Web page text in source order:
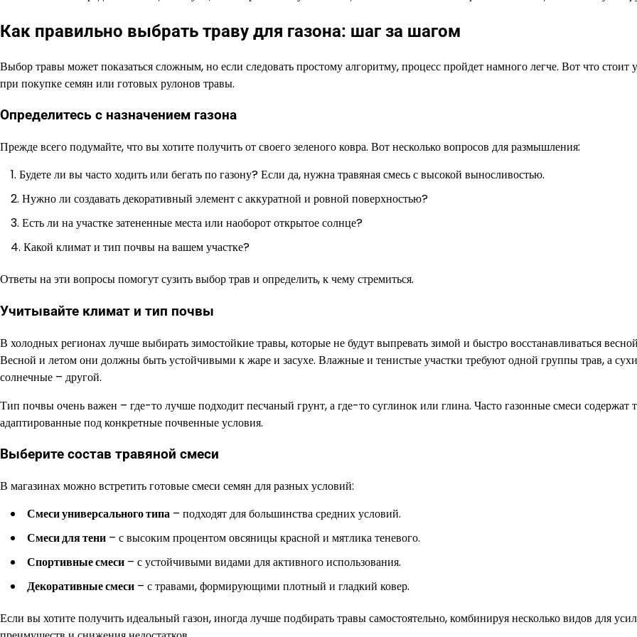
Как правильно выбрать траву для газона: шаг за шагом
Выбор травы может показаться сложным, но если следовать простому алгоритму, процесс пройдет намного легче. Вот что стоит
при покупке семян или готовых рулонов травы.
Определитесь с назначением газона
Прежде всего подумайте, что вы хотите получить от своего зеленого ковра. Вот несколько вопросов для размышления:
Будете ли вы часто ходить или бегать по газону? Если да, нужна травяная смесь с высокой выносливостью.
Нужно ли создавать декоративный элемент с аккуратной и ровной поверхностью?
Есть ли на участке затененные места или наоборот открытое солнце?
Какой климат и тип почвы на вашем участке?
Ответы на эти вопросы помогут сузить выбор трав и определить, к чему стремиться.
Учитывайте климат и тип почвы
В холодных регионах лучше выбирать зимостойкие травы, которые не будут выпревать зимой и быстро восстанавливаться
Весной и летом они должны быть устойчивыми к жаре и засухе. Влажные и тенистые участки требуют одной группы трав, а
солнечные – другой.
Тип почвы очень важен – где-то лучше подходит песчаный грунт, а где-то суглинок или глина. Часто газонные смеси содержат
адаптированные под конкретные почвенные условия.
Выберите состав травяной смеси
В магазинах можно встретить готовые смеси семян для разных условий:
Смеси универсального типа – подходят для большинства средних условий.
Смеси для тени – с высоким процентом овсяницы красной и мятлика теневого.
Спортивные смеси – с устойчивыми видами для активного использования.
Декоративные смеси – с травами, формирующими плотный и гладкий ковер.
Если вы хотите получить идеальный газон, иногда лучше подбирать травы самостоятельно, комбинируя несколько видов для